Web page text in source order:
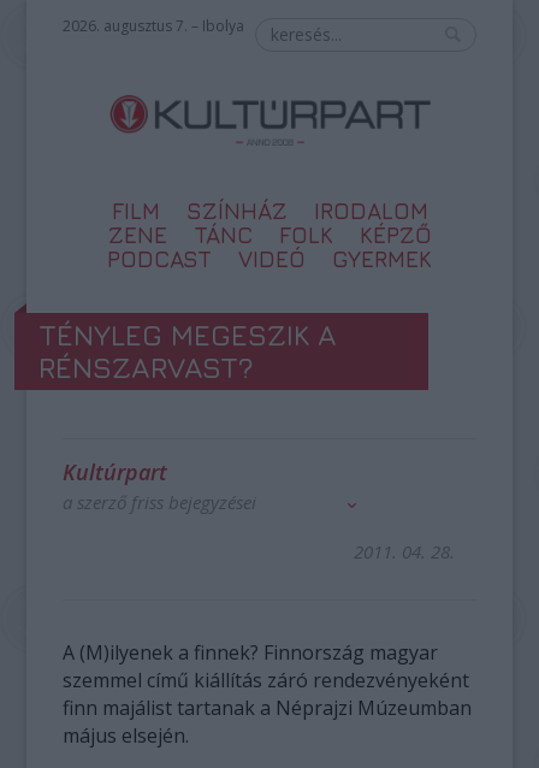
2026. augusztus 7. – Ibolya
FILM SZÍNHÁZ
IRODALOM
ZENE
TÁNC FOLK
KÉPZŐ
PODCAST
VIDEÓ GYERMEK
TÉNYLEG MEGESZIK A
RÉNSZARVAST?
Kultúrpart
a szerző friss bejegyzései
2011. 04. 28.
A (M)ilyenek a finnek? Finnország magyar
szemmel című kiállítás záró rendezvényeként
finn majálist tartanak a Néprajzi Múzeumban
május elsején.